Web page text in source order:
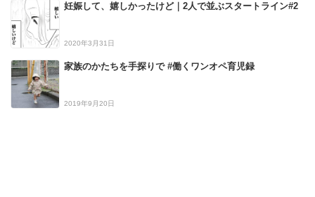
妊娠して、嬉しかったけど｜2人で並ぶスタートライン#2
2020年3月31日
家族のかたちを手探りで #働くワンオペ育児録
2019年9月20日